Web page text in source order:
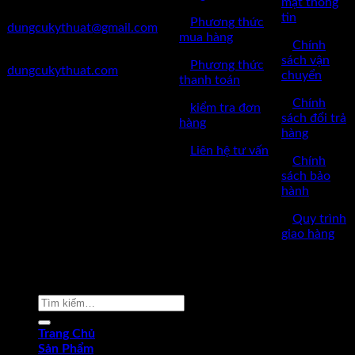
dungcukythuat@gmail.com
dungcukythuat.com
Phương thức
mua hàng
Phương thức
thanh toán
kiểm tra đơn
hàng
Liên hệ tư vấn
tin
Chính
sách vận
chuyển
Chính
sách đổi trả
hàng
Chính
sách bảo
hành
Quy trình
giao hàng
Tìm
Trang Chủ
Sản Phẩm